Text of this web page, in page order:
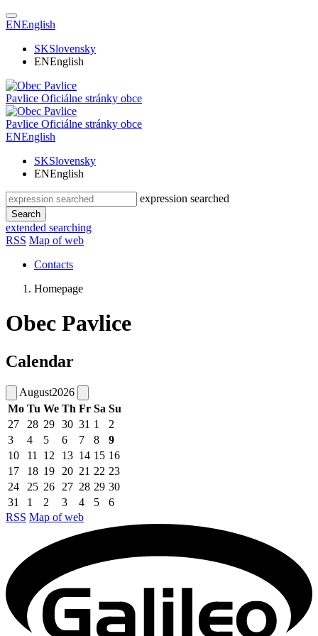
ENEnglish
SKSlovensky
ENEnglish
Pavlice Oficiálne stránky obce
Pavlice Oficiálne stránky obce
ENEnglish
SKSlovensky
ENEnglish
expression searched
Search
extended searching
RSS Map of web
Contacts
Homepage
Obec Pavlice
Calendar
August2026
Mo Tu We Th Fr Sa Su
27
28 29 30 31 1
2
3
4 5 6 7 8
9
10
11 12 13 14 15 16
17
18 19 20 21 22 23
24
25 26 27 28 29 30
31
1 2 3 4 5
6
RSS Map of web